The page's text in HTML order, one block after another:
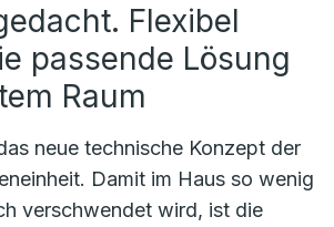
Flexibel
passende Lösung
Raum
neue technische Konzept der
Damit im Haus so wenig
verschwendet wird, ist die